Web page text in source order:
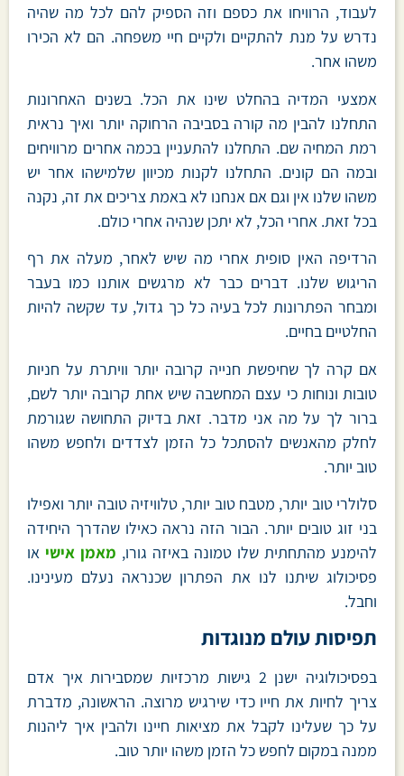
לעבוד, הרוויחו את כספם וזה הספיק להם לכל מה שהיה
נדרש על מנת להתקיים ולקיים חיי משפחה. הם לא הכירו
משהו אחר.
אמצעי המדיה בהחלט שינו את הכל. בשנים האחרונות
התחלנו להבין מה קורה בסביבה הרחוקה יותר ואיך נראית
רמת המחיה שם. התחלנו להתעניין בכמה אחרים מרוויחים
ובמה הם קונים. התחלנו לקנות מכיוון שלמישהו אחר יש
משהו שלנו אין וגם אם אנחנו לא באמת צריכים את זה, נקנה
בכל זאת. אחרי הכל, לא יתכן שנהיה אחרי כולם.
הרדיפה האין סופית אחרי מה שיש לאחר, מעלה את רף
הריגוש שלנו. דברים כבר לא מרגשים אותנו כמו בעבר
ומבחר הפתרונות לכל בעיה כל כך גדול, עד שקשה להיות
החלטיים בחיים.
אם קרה לך שחיפשת חנייה קרובה יותר וויתרת על חניות
טובות ונוחות כי עצם המחשבה שיש אחת קרובה יותר לשם,
ברור לך על מה אני מדבר. זאת בדיוק התחושה שגורמת
לחלק מהאנשים להסתכל כל הזמן לצדדים ולחפש משהו
טוב יותר.
סלולרי טוב יותר, מטבח טוב יותר, טלוויזיה טובה יותר ואפילו
בני זוג טובים יותר. הבור הזה נראה כאילו שהדרך היחידה
להימנע מהתחתית שלו טמונה באיזה גורו, מאמן אישי או
פסיכולוג שיתנו לנו את הפתרון שכנראה נעלם מעינינו.
וחבל.
תפיסות עולם מנוגדות
בפסיכולוגיה ישנן 2 גישות מרכזיות שמסבירות איך אדם
צריך לחיות את חייו כדי שירגיש מרוצה. הראשונה, מדברת
על כך שעלינו לקבל את מציאות חיינו ולהבין איך ליהנות
ממנה במקום לחפש כל הזמן משהו יותר טוב.